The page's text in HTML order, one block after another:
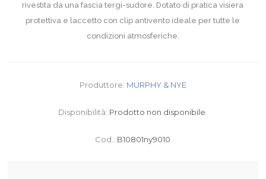
rivestita da una fascia tergi-sudore. Dotato di pratica visiera
protettiva e laccetto con clip antivento ideale per tutte le
condizioni atmosferiche.
Produttore: MURPHY & NYE
Disponibilità: Prodotto non disponibile.
Cod.: B10801ny9010